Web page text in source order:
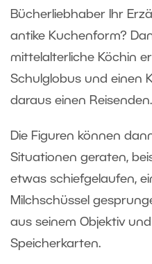
Bücherliebhaber Ihr
antike Kuchenform?
mittelalterliche Köchin
Schulglobus und einen
daraus einen Reisenden.
Die Figuren können
Situationen geraten,
etwas schiefgelaufen,
Milchschüssel
aus seinem Objektiv
Speicherkarten.